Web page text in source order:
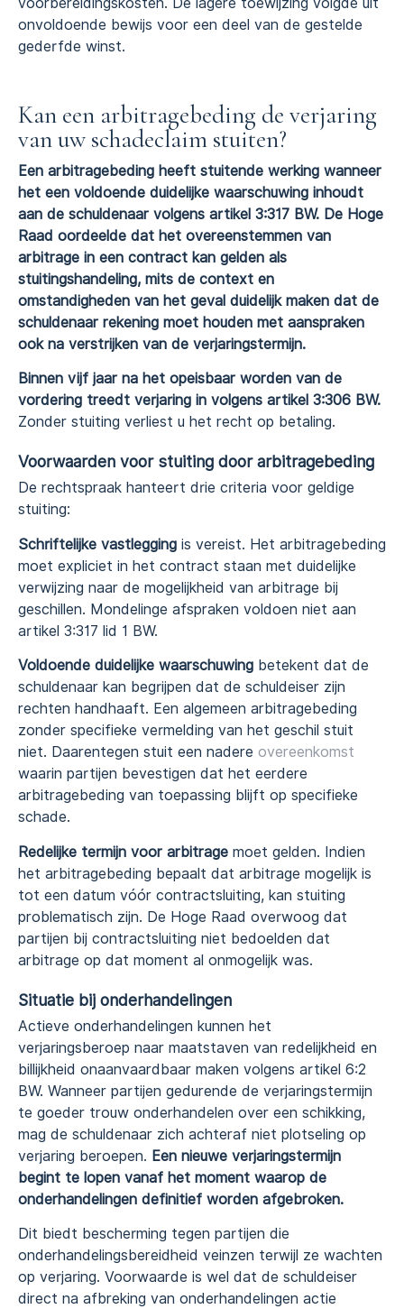
onvoldoende bewijs voor een deel van de gestelde
gederfde winst.
Kan een arbitragebeding de verjaring
van uw schadeclaim stuiten?
Een arbitragebeding heeft stuitende werking wanneer
het een voldoende duidelijke waarschuwing inhoudt
aan de schuldenaar volgens artikel 3:317 BW. De Hoge
Raad oordeelde dat het overeenstemmen van
arbitrage in een contract kan gelden als
stuitingshandeling, mits de context en
omstandigheden van het geval duidelijk maken dat de
schuldenaar rekening moet houden met aanspraken
ook na verstrijken van de verjaringstermijn.
Binnen vijf jaar na het opeisbaar worden van de
vordering treedt verjaring in volgens artikel 3:306 BW.
Zonder stuiting verliest u het recht op betaling.
Voorwaarden voor stuiting door arbitragebeding
De rechtspraak hanteert drie criteria voor geldige
stuiting:
Schriftelijke vastlegging is vereist. Het arbitragebeding
moet expliciet in het contract staan met duidelijke
verwijzing naar de mogelijkheid van arbitrage bij
geschillen. Mondelinge afspraken voldoen niet aan
artikel 3:317 lid 1 BW.
Voldoende duidelijke waarschuwing betekent dat de
schuldenaar kan begrijpen dat de schuldeiser zijn
rechten handhaaft. Een algemeen arbitragebeding
zonder specifieke vermelding van het geschil stuit
niet. Daarentegen stuit een nadere overeenkomst
waarin partijen bevestigen dat het eerdere
arbitragebeding van toepassing blijft op specifieke
schade.
Redelijke termijn voor arbitrage moet gelden. Indien
het arbitragebeding bepaalt dat arbitrage mogelijk is
tot een datum vóór contractsluiting, kan stuiting
problematisch zijn. De Hoge Raad overwoog dat
partijen bij contractsluiting niet bedoelden dat
arbitrage op dat moment al onmogelijk was.
Situatie bij onderhandelingen
Actieve onderhandelingen kunnen het
verjaringsberoep naar maatstaven van redelijkheid en
billijkheid onaanvaardbaar maken volgens artikel 6:2
BW. Wanneer partijen gedurende de verjaringstermijn
te goeder trouw onderhandelen over een schikking,
mag de schuldenaar zich achteraf niet plotseling op
verjaring beroepen. Een nieuwe verjaringstermijn
begint te lopen vanaf het moment waarop de
onderhandelingen definitief worden afgebroken.
Dit biedt bescherming tegen partijen die
onderhandelingsbereidheid veinzen terwijl ze wachten
op verjaring. Voorwaarde is wel dat de schuldeiser
direct na afbreking van onderhandelingen actie